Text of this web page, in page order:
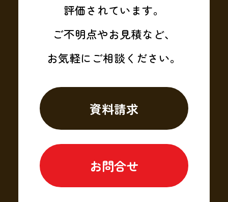
評価されています。
ご不明点やお見積など、
お気軽にご相談ください。
資料請求
お問合せ